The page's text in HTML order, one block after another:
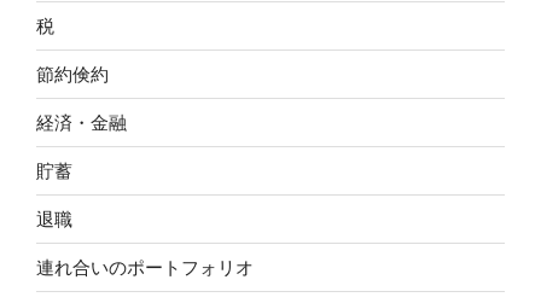
税
節約倹約
経済・金融
貯蓄
退職
連れ合いのポートフォリオ